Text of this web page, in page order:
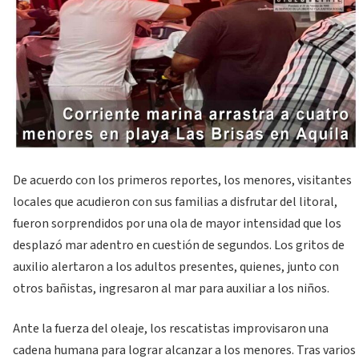
De acuerdo con los primeros reportes, los menores, visitantes
locales que acudieron con sus familias a disfrutar del litoral,
fueron sorprendidos por una ola de mayor intensidad que los
desplazó mar adentro en cuestión de segundos. Los gritos de
auxilio alertaron a los adultos presentes, quienes, junto con
otros bañistas, ingresaron al mar para auxiliar a los niños.
Ante la fuerza del oleaje, los rescatistas improvisaron una
cadena humana para lograr alcanzar a los menores. Tras varios